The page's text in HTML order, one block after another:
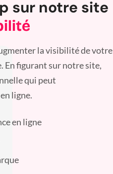
sur notre site
la visibilité de votre
En figurant sur notre site,
qui peut
ligne.
en ligne